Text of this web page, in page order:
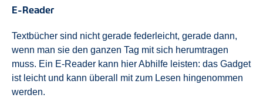
E-Reader
Textbücher sind nicht gerade federleicht, gerade dann,
wenn man sie den ganzen Tag mit sich herumtragen
muss. Ein E-Reader kann hier Abhilfe leisten: das Gadget
ist leicht und kann überall mit zum Lesen hingenommen
werden.